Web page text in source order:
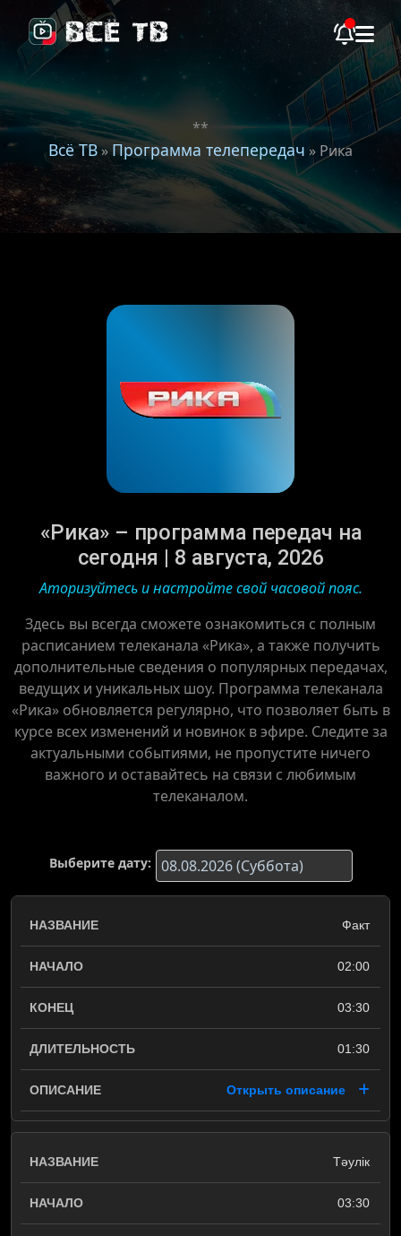
**
Всё ТВ»Программа телепередач » Рика
«Рика» – программа передач на
сегодня | 8 августа, 2026
Аторизуйтесь и настройте свой часовой пояс.
Здесь вы всегда сможете ознакомиться с полным
расписанием телеканала «Рика», а также получить
дополнительные сведения о популярных передачах,
ведущих и уникальных шоу. Программа телеканала
«Рика» обновляется регулярно, что позволяет быть в
курсе всех изменений и новинок в эфире. Следите за
актуальными событиями, не пропустите ничего
важного и оставайтесь на связи с любимым
телеканалом.
Выберите дату:
Факт
02:00
03:30
01:30
Открыть описание
Тәулiк
03:30